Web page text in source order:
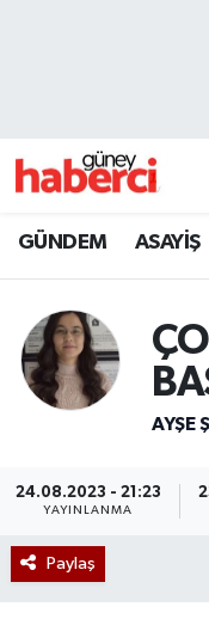
GÜNDEM ASAYİŞ
AYŞE
24.08.2023 - 21:23
YAYINLANMA
Paylaş
Beyoğlu Trafik
Son Dakika
Haber Arşivi